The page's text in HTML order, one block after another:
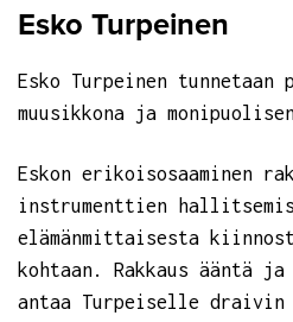
Esko Turpeinen
Esko Turpeinen
muusikkona ja
Eskon erikoisosaaminen
instrumenttien
elämänmittaisesta
kohtaan. Rakkaus ääntä
antaa Turpeiselle